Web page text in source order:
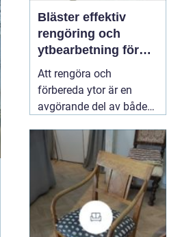
Bläster effektiv
rengöring och
ytbearbetning för
proffs och
hantverkare
Att rengöra och
förbereda ytor är en
avgörande del av både
renovering. Färg, rost,
smuts och gamla
beläggningar gör att
material åldras snabbare
och försämrar
slutresultatet vid